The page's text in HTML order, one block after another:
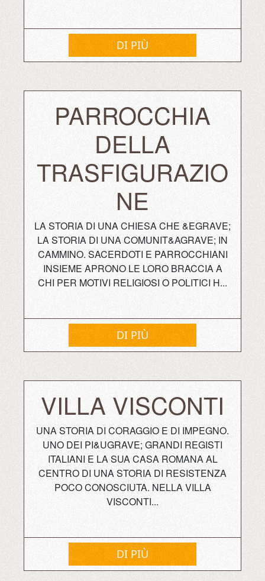
DI PIÙ
PARROCCHIA
DELLA
TRASFIGURAZIO
NE
LA STORIA DI UNA CHIESA CHE &EGRAVE;
LA STORIA DI UNA COMUNIT&AGRAVE; IN
CAMMINO. SACERDOTI E PARROCCHIANI
INSIEME APRONO LE LORO BRACCIA A
CHI PER MOTIVI RELIGIOSI O POLITICI H...
DI PIÙ
VILLA VISCONTI
UNA STORIA DI CORAGGIO E DI IMPEGNO.
UNO DEI PI&UGRAVE; GRANDI REGISTI
ITALIANI E LA SUA CASA ROMANA AL
CENTRO DI UNA STORIA DI RESISTENZA
POCO CONOSCIUTA. NELLA VILLA
VISCONTI...
DI PIÙ